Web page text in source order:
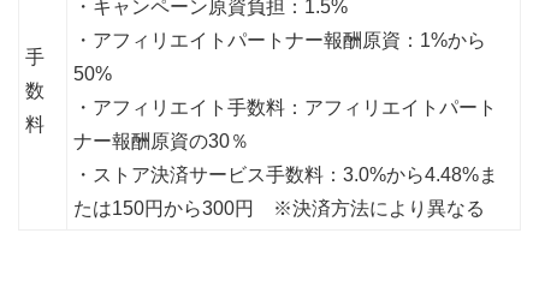
手
数
料
・キャンペーン原資負担：1.5%
・アフィリエイトパートナー報酬原資：1%から
50%
・アフィリエイト手数料：アフィリエイトパート
ナー報酬原資の30％
・ストア決済サービス手数料：3.0%から4.48%ま
たは150円から300円 ※決済方法により異なる